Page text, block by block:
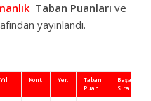
Taban Puanları ve
yayınlandı.
Yıl Kont. Yer.
Taban
Puan
Başarı
Sıra